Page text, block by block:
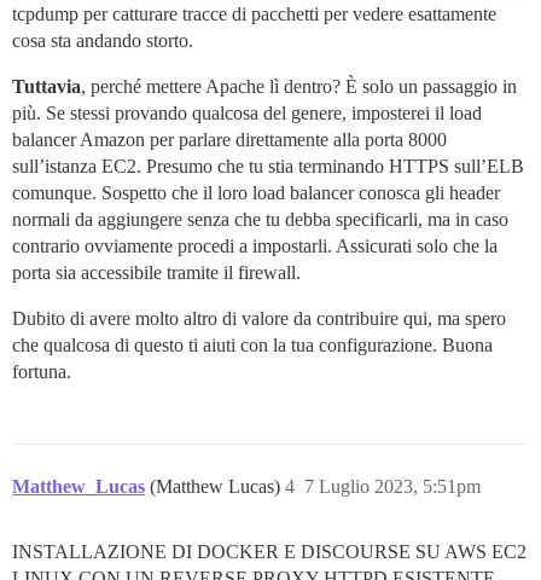
tcpdump per catturare tracce di pacchetti per vedere esattamente
cosa sta andando storto.
Tuttavia, perché mettere Apache lì dentro? È solo un passaggio in
più. Se stessi provando qualcosa del genere, imposterei il load
balancer Amazon per parlare direttamente alla porta 8000
sull’istanza EC2. Presumo che tu stia terminando HTTPS sull’ELB
comunque. Sospetto che il loro load balancer conosca gli header
normali da aggiungere senza che tu debba specificarli, ma in caso
contrario ovviamente procedi a impostarli. Assicurati solo che la
porta sia accessibile tramite il firewall.
Dubito di avere molto altro di valore da contribuire qui, ma spero
che qualcosa di questo ti aiuti con la tua configurazione. Buona
fortuna.
Matthew_Lucas (Matthew Lucas) 7 Luglio 2023, 5:51pm
4
INSTALLAZIONE DI DOCKER E DISCOURSE SU AWS EC2